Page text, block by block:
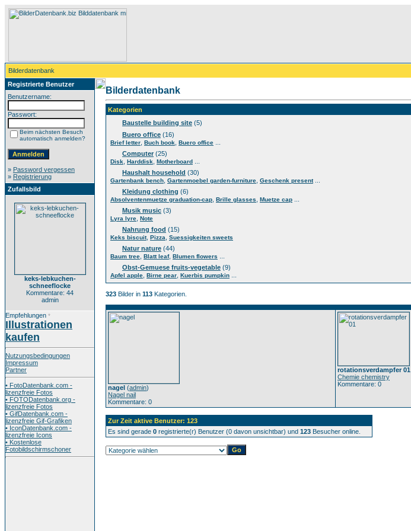
Bilderdatenbank
Registrierte Benutzer
Benutzername:
Passwort:
Beim nächsten Besuch
automatisch anmelden?
» Password vergessen
» Registrierung
Zufallsbild
keks-lebkuchen-
schneeflocke
Kommentare: 44
admin
Empfehlungen *
Illustrationen
kaufen
Nutzungsbedingungen
Impressum
Partner
• FotoDatenbank.com -
lizenzfreie Fotos
• FOTODatenbank.org -
lizenzfreie Fotos
• GifDatenbank.com -
lizenzfreie Gif-Grafiken
• IconDatenbank.com -
lizenzfreie Icons
• Kostenlose
Fotobildschirmschoner
Bilderdatenbank
Kategorien
Baustelle building site (5)
Buero office (16)
Brief letter Buch book Buero office
Computer(25)
Disk Harddisk Motherboard
Haushalt household (30)
Gartenbank bench Gartenmoebel garden-furniture Geschenk present...
Kleidung clothing (6)
Absolventenmuetze graduation-cap Brille glasses Muetze cap
Musik music (3)
Lyra lyre Note
Nahrung food (15)
Keks biscuit, Pizza Suessigkeiten sweets
Natur nature (44)
Baum tree Blatt leaf, Blumen flowers
Obst-Gemuese fruits-vegetable (9)
Apfel apple Birne pear Kuerbis pumpkin
323 Bilder in 113 Kategorien.
nagel (admin)
Nagel nail
Kommentare: 0
rotationsverdampfer 01
Chemie chemistry
Kommentare: 0
Zur Zeit aktive Benutzer: 123
Es sind gerade 0 registrierte(r) Benutzer (0 davon unsichtbar) und 123 Besucher online.